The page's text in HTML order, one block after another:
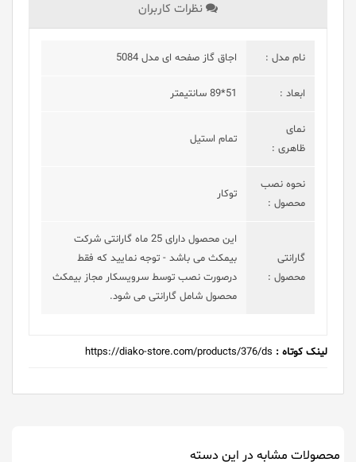
نظرات کاربران
نام مدل : اجاق گاز صفحه ای مدل 5084
ابعاد : 51*89 سانتیمتر
نمای
ظاهری :
تمام استیل
نحوه نصب
محصول :
توکار
گارانتی
محصول :
این محصول دارای 25 ماه گارانتی شرکت
بیمکث می باشد - توجه نمایید که فقط
درصورت نصب توسط سرویسکار مجاز بیمکث
محصول شامل گارانتی می شود.
لینک کوتاه : https://diako-store.com/products/376/ds
محصولات مشابه در این دسته